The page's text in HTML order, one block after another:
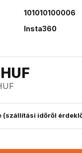
101010100006
Insta360
HUF
(szállítási időről